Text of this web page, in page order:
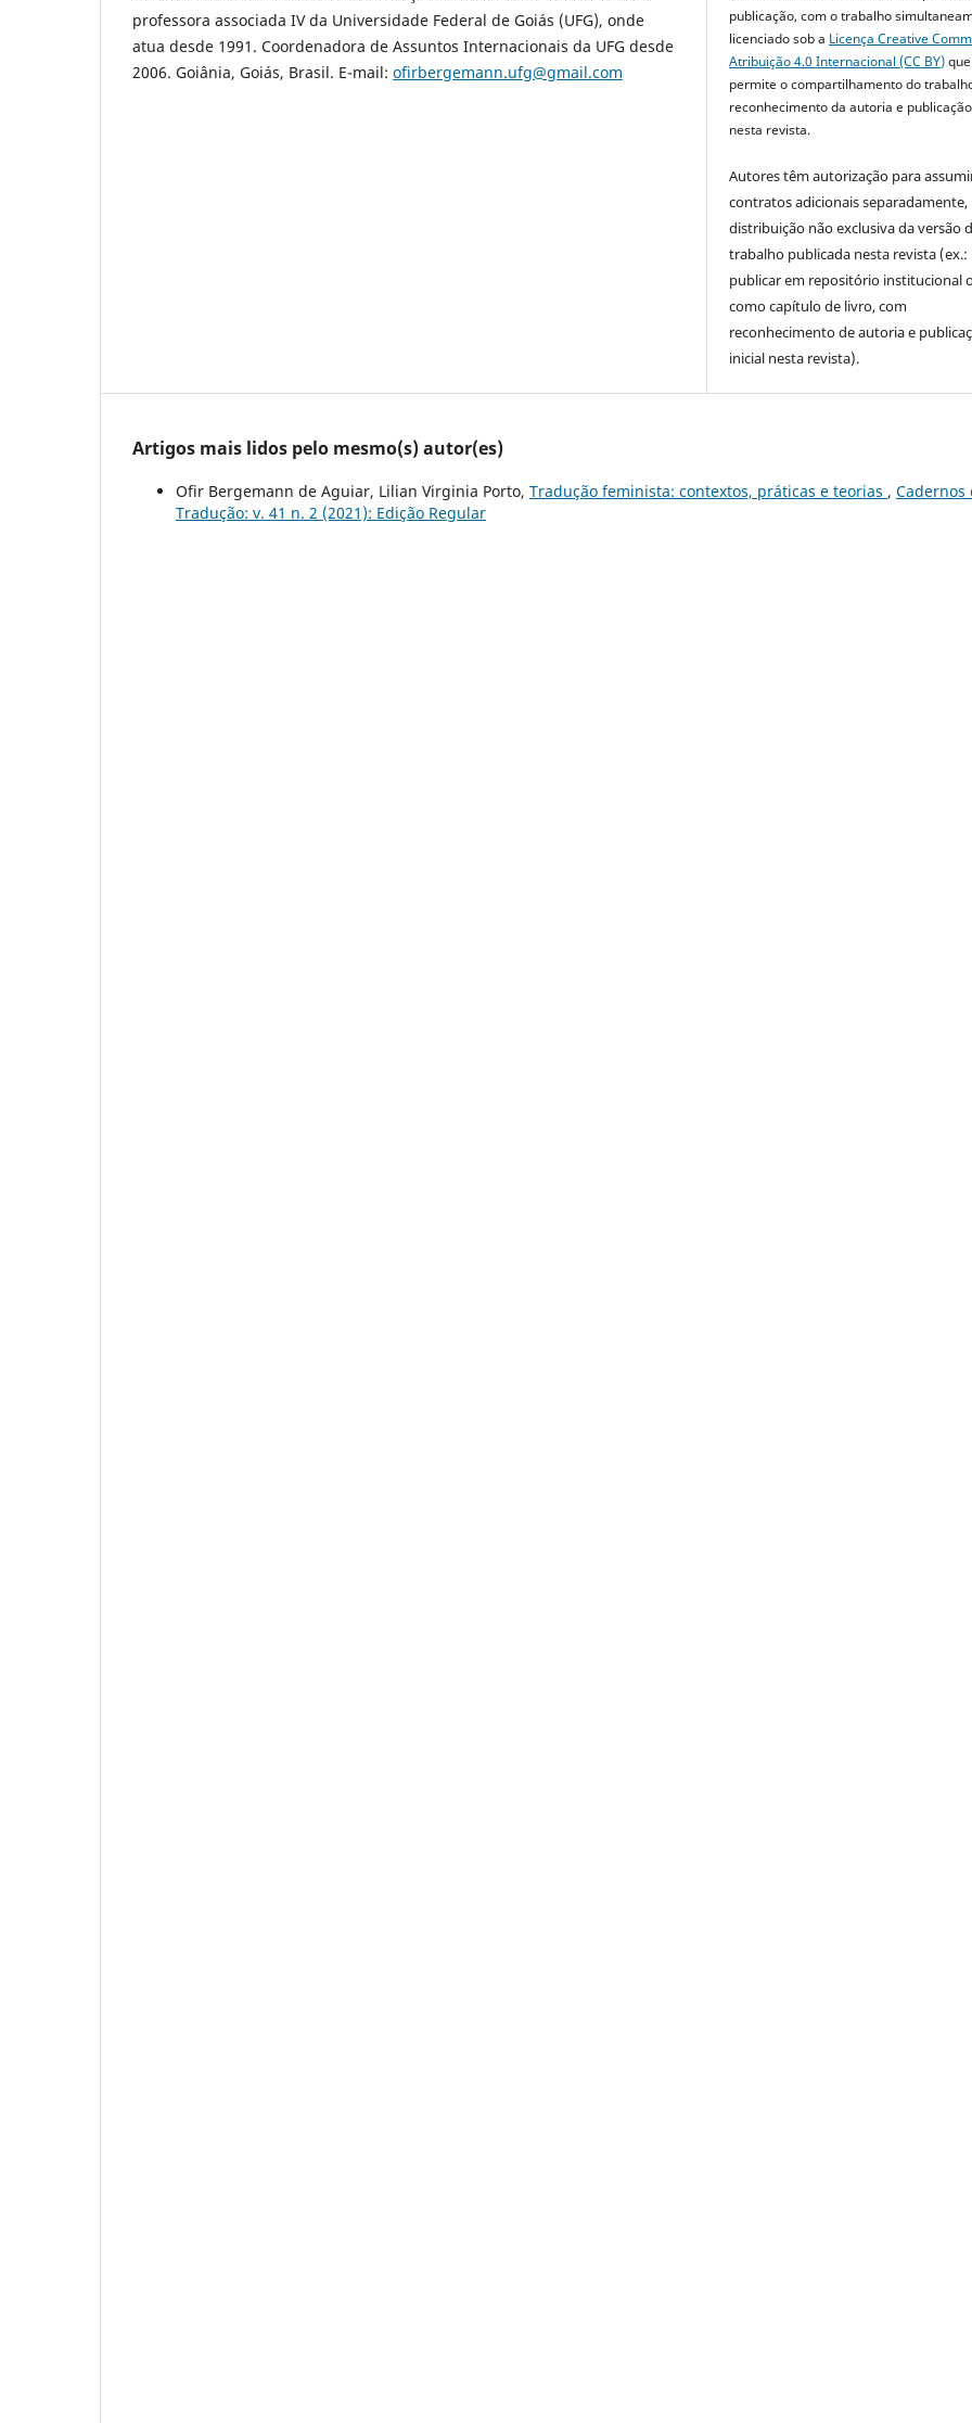
professora associada IV da Universidade Federal de Goiás (UFG), onde
atua desde 1991. Coordenadora de Assuntos Internacionais da UFG desde
2006. Goiânia, Goiás, Brasil. E-mail: ofirbergemann.ufg@gmail.com
publicação, com o trabalho
licenciado sob a Licença Creative
Atribuição 4.0 Internacional (CC BY)que
permite o compartilhamento do
reconhecimento da autoria e
nesta revista.
Autores têm autorização para
contratos adicionais separadamente,
distribuição não exclusiva da versão
trabalho publicada nesta revista (ex.:
publicar em repositório institucional
como capítulo de livro, com
reconhecimento de autoria e
inicial nesta revista).
Artigos mais lidos pelo mesmo(s) autor(es)
Ofir Bergemann de Aguiar, Lilian Virginia Porto, Tradução feminista: contextos, práticas e teorias , Cadernos
Tradução: v. 41 n. 2 (2021): Edição Regular